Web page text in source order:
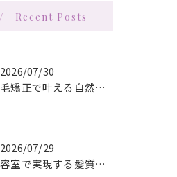
Recent Posts
2026/07/30
縮毛矯正で叶える自然な艶としなやかさの秘訣
2026/07/29
美容室で実現する髪質改善の栄養補給技術